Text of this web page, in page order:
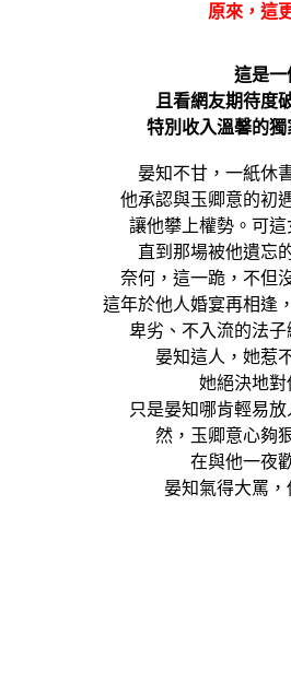
原來，這
這是一
且看網友期待度
特別收入溫馨的獨
晏知不甘，一紙休
他承認與玉卿意的初
讓他攀上權勢。可
直到那場被他遺忘
奈何，這一跪，不但
這年於他人婚宴再相逢
卑劣、不入流的法
晏知這人，她惹
她絕決地對
只是晏知哪肯輕易
然，玉卿意心夠
在與他一夜
晏知氣得大罵，